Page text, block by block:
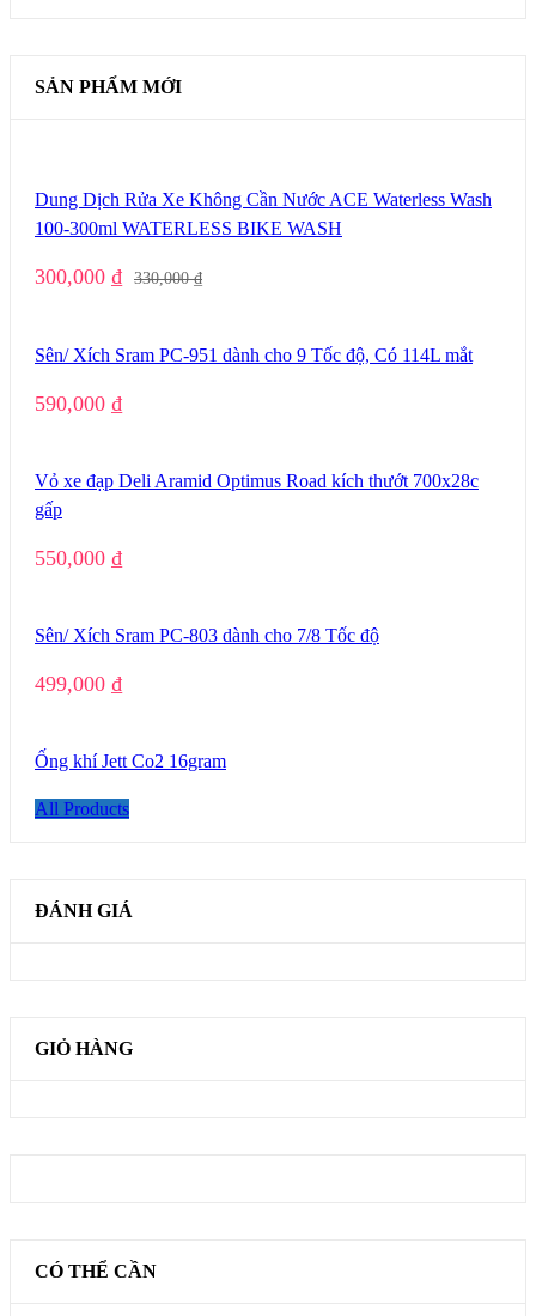
SẢN PHẨM MỚI
Dung Dịch Rửa Xe Không Cần Nước ACE Waterless Wash
100-300ml WATERLESS BIKE WASH
330,000₫
300,000 ₫
Sên/ Xích Sram PC-951 dành cho 9 Tốc độ, Có 114L mắt
590,000 ₫
Vỏ xe đạp Deli Aramid Optimus Road kích thướt 700x28c
gấp
550,000 ₫
Sên/ Xích Sram PC-803 dành cho 7/8 Tốc độ
499,000 ₫
Ống khí Jett Co2 16gram
All Products
ĐÁNH GIÁ
GIỎ HÀNG
CÓ THỂ CẦN